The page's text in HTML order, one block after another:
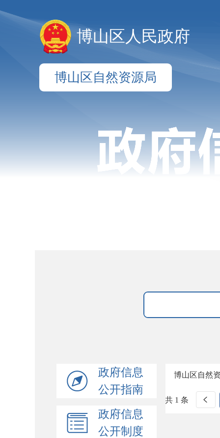
博山区人民政府
博山区自然资源局
政府信息
公开指南
政府信息
公开制度
博山区自然
共 1 条